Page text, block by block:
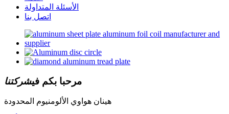
الأسئلة المتداولة
اتصل بنا
مرحبا بكم فيشركتنا
هينان هواوي الألومنيوم المحدودة